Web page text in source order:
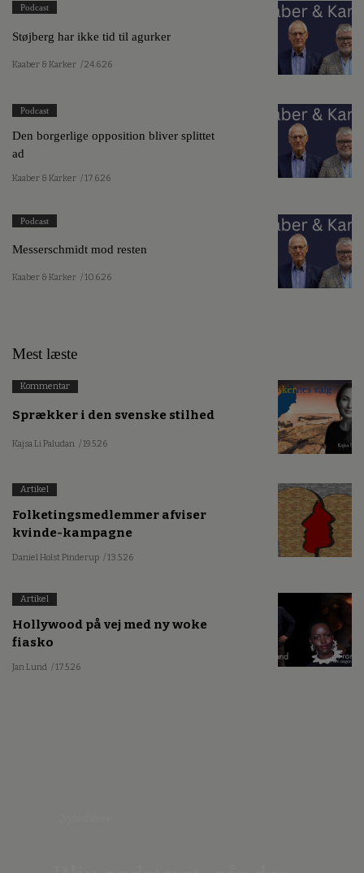
Podcast
Støjberg har ikke tid til agurker
Kaaber & Karker / 24.6.26
Podcast
Den borgerlige opposition bliver splittet
ad
Kaaber & Karker / 17.6.26
Podcast
Messerschmidt mod resten
Kaaber & Karker / 10.6.26
Mest læste
Kommentar
Sprækker i den svenske stilhed
Kajsa Li Paludan / 19.5.26
Artikel
Folketingsmedlemmer afviser
kvinde-kampagne
Daniel Holst Pinderup / 13.5.26
Artikel
Hollywood på vej med ny woke
fiasko
Jan Lund / 17.5.26